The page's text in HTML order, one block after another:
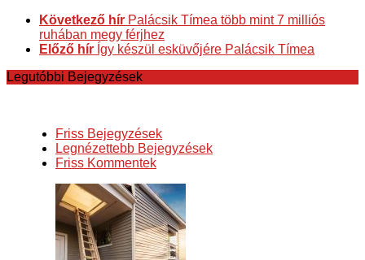
Következő hír Palácsik Tímea több mint 7 milliós
ruhában megy férjhez
Előző hír Így készül esküvőjére Palácsik Tímea
Legutóbbi Bejegyzések
Friss Bejegyzések
Legnézettebb Bejegyzések
Friss Kommentek